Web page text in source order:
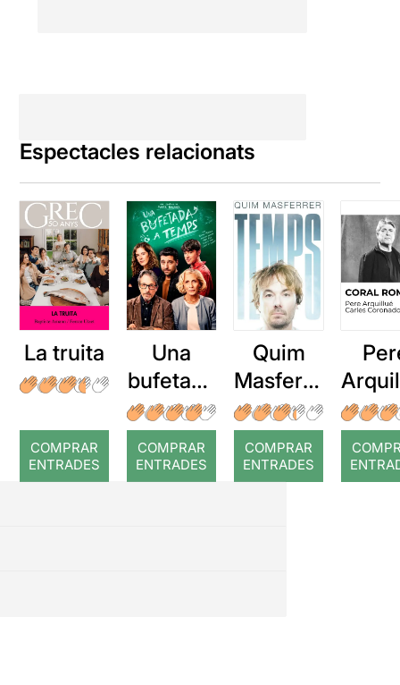
Espectacles relacionats
La truita
COMPRAR
ENTRADES
Una
bufetada
a temps
COMPRAR
ENTRADES
Quim
Masferre
r: Temps
COMPRAR
ENTRADES
: